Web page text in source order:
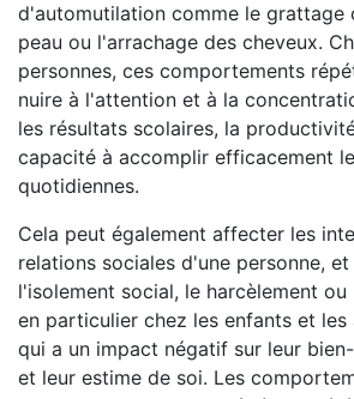
d'automutilation comme le grattage
peau ou l'arrachage des cheveux.
personnes, ces comportements
nuire à l'attention et à la
les résultats scolaires, la
capacité à accomplir efficacement
quotidiennes.
Cela peut également affecter les
relations sociales d'une personne,
l'isolement social, le harcèlement
en particulier chez les enfants et les
qui a un impact négatif sur leur
et leur estime de soi. Les